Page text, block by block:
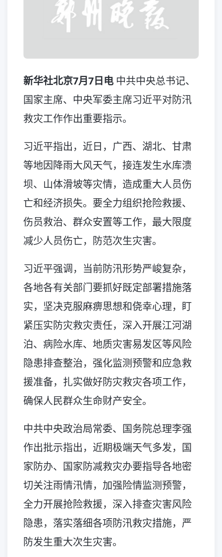
新华社北京7月7日电 中共中央总书记、
国家主席、中央军委主席习近平对防汛
救灾工作作出重要指示。
习近平指出，近日，广西、湖北、甘肃
等地因降雨大风天气，接连发生水库溃
坝、山体滑坡等灾情，造成重大人员伤
亡和经济损失。要全力组织抢险救援、
伤员救治、群众安置等工作，最大限度
减少人员伤亡，防范次生灾害。
习近平强调，当前防汛形势严峻复杂，
各地各有关部门要抓好既定部署措施落
实，坚决克服麻痹思想和侥幸心理，盯
紧压实防灾救灾责任，深入开展江河湖
泊、病险水库、地质灾害易发区等风险
隐患排查整治，强化监测预警和应急救
援准备，扎实做好防灾救灾各项工作，
确保人民群众生命财产安全。
中共中央政治局常委、国务院总理李强
作出批示指出，近期极端天气多发，国
家防办、国家防减救灾办要指导各地密
切关注雨情汛情，加强险情监测预警，
全力开展抢险救援，深入排查灾害风险
隐患，落实落细各项防汛救灾措施，严
防发生重大次生灾害。